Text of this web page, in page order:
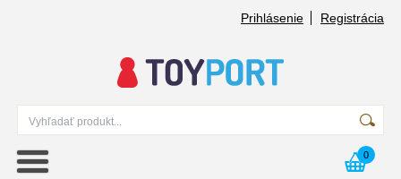
Prihlásenie Registrácia
0